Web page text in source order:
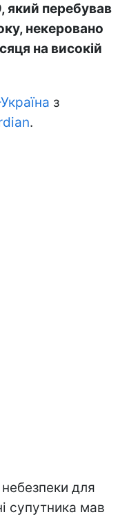
який перебував
некеровано
на високій
з
.
для
супутника мав